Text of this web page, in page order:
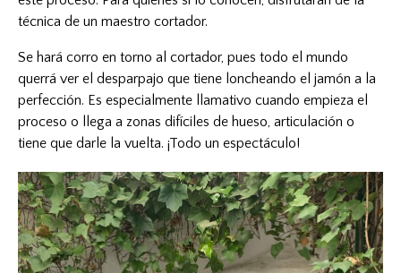
técnica de un maestro cortador.
Se hará corro en torno al cortador, pues todo el mundo
querrá ver el desparpajo que tiene loncheando el jamón a la
perfección. Es especialmente llamativo cuando empieza el
proceso o llega a zonas difíciles de hueso, articulación o
tiene que darle la vuelta. ¡Todo un espectáculo!